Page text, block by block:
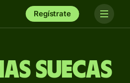
Regístrate
suecas